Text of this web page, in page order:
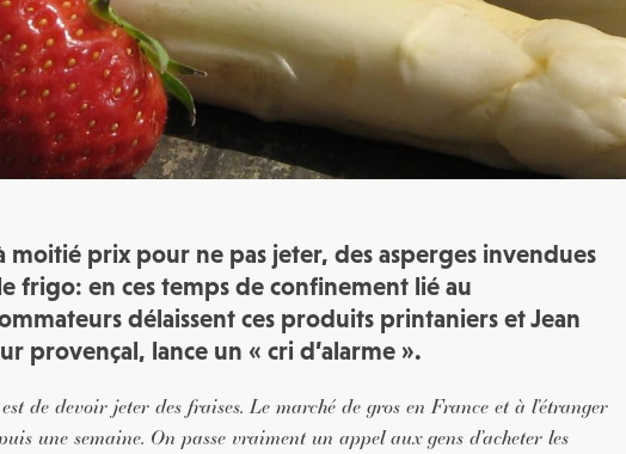
moitié prix pour ne pas jeter, des asperges invendues
frigo: en ces temps de confinement lié au
délaissent ces produits printaniers et Jean
provençal, lance un « cri d’alarme ».
de devoir jeter des fraises. Le marché de gros en France et à l’étranger
une semaine. On passe vraiment un appel aux gens d’acheter les